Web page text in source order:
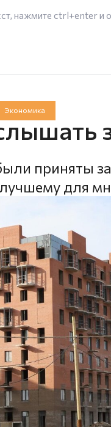
нажмите ctrl+enterи
Экономика
приняты
для